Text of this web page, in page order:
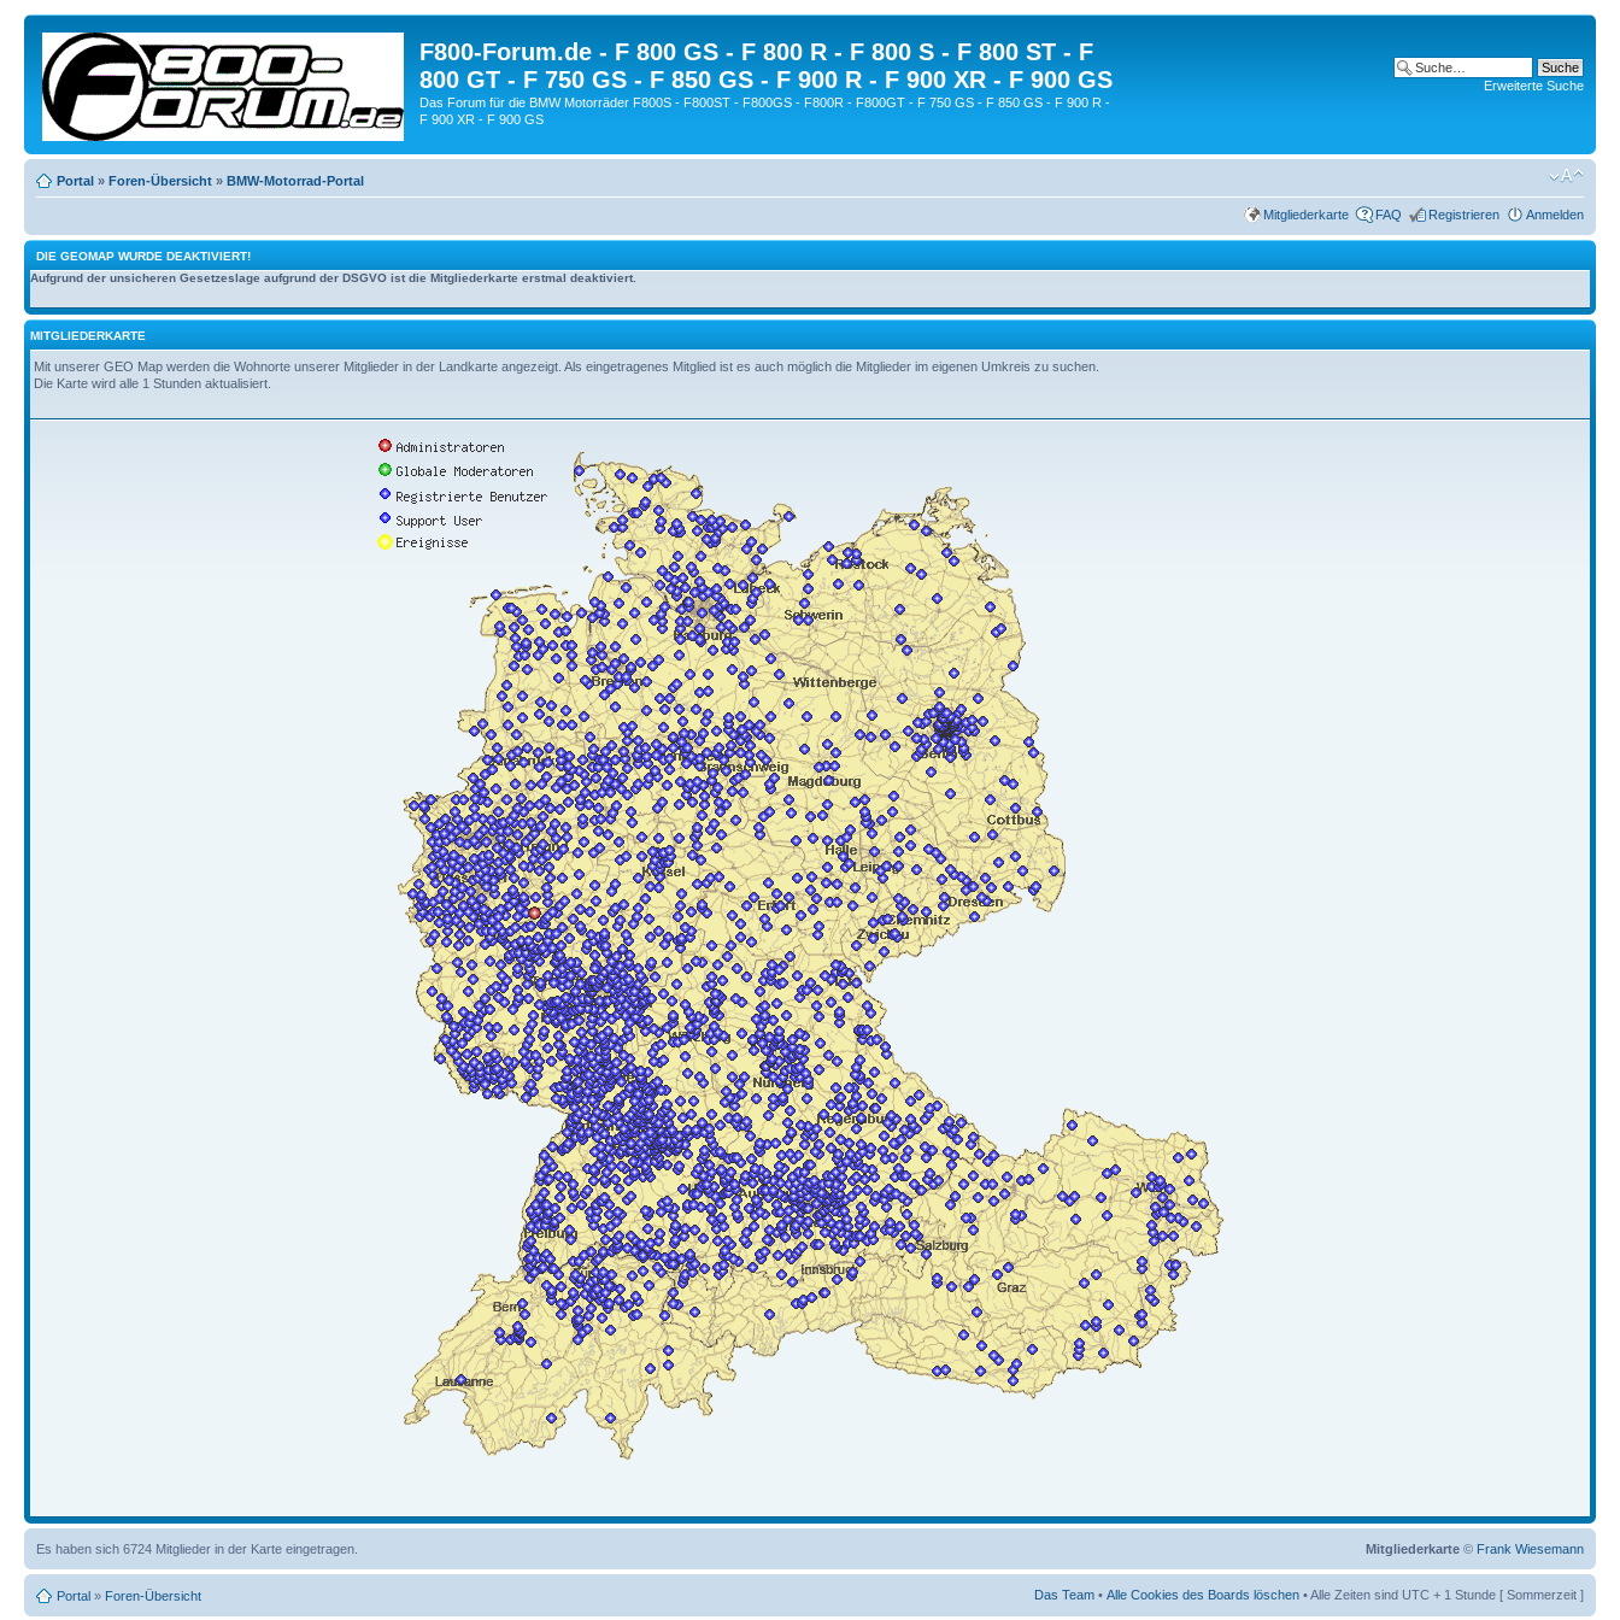
F800-Forum.de - F 800 GS - F 800 R - F 800 S - F 800 ST - F
800 GT - F 750 GS - F 850 GS - F 900 R - F 900 XR - F 900 GS
Das Forum für die BMW Motorräder F800S - F800ST - F800GS - F800R - F800GT - F 750 GS - F 850 GS - F 900 R -
F 900 XR - F 900 GS
Erweiterte Suche
Portal » Foren-Übersicht » BMW-Motorrad-Portal
Mitgliederkarte FAQ Registrieren Anmelden
DIE GEOMAP WURDE DEAKTIVIERT!
Aufgrund der unsicheren Gesetzeslage aufgrund der DSGVO ist die Mitgliederkarte erstmal deaktiviert.
MITGLIEDERKARTE
Mit unserer GEO Map werden die Wohnorte unserer Mitglieder in der Landkarte angezeigt. Als eingetragenes Mitglied ist es auch möglich die Mitglieder im eigenen Umkreis zu suchen.
Die Karte wird alle 1 Stunden aktualisiert.
Es haben sich 6724 Mitglieder in der Karte eingetragen. Mitgliederkarte © Frank Wiesemann
Portal » Foren-Übersicht Das Team • Alle Cookies des Boards löschen • Alle Zeiten sind UTC + 1 Stunde [ Sommerzeit ]